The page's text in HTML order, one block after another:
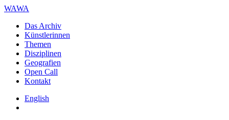
WAWA
Das Archiv
Künstlerinnen
Themen
Disziplinen
Geografien
Open Call
Kontakt
English